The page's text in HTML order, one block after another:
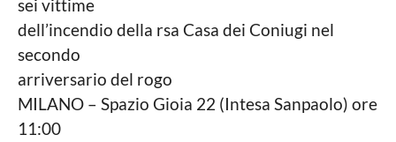
sei vittime
dell’incendio della rsa Casa dei Coniugi nel
secondo
arriversario del rogo
MILANO – Spazio Gioia 22 (Intesa Sanpaolo) ore
11:00